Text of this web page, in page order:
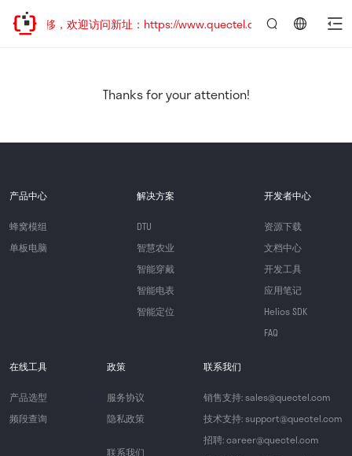
址已迁移，欢迎访问新址：https://www.quectel.com.cn
Thanks for your attention!
产品中心
蜂窝模组
单板电脑
解决方案
DTU
智慧农业
智能穿戴
智能电表
智能定位
开发者中心
资源下载
文档中心
开发工具
应用笔记
Helios SDK
FAQ
在线工具
产品选型
频段查询
政策
服务协议
隐私政策
联系我们
联系我们
销售支持: sales@quectel.com
技术支持: support@quectel.com
招聘: career@quectel.com